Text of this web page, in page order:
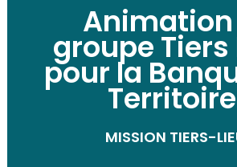
groupe Tiers
pour la
MISSION TIERS-